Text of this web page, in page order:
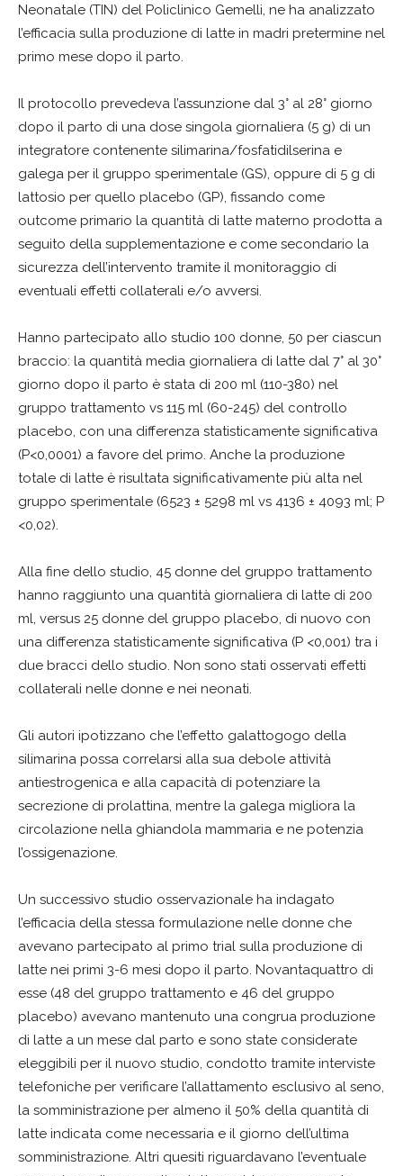
Neonatale (TIN) del Policlinico Gemelli, ne ha analizzato
l’efficacia sulla produzione di latte in madri pretermine nel
primo mese dopo il parto.
Il protocollo prevedeva l’assunzione dal 3° al 28° giorno
dopo il parto di una dose singola giornaliera (5 g) di un
integratore contenente silimarina/fosfatidilserina e
galega per il gruppo sperimentale (GS), oppure di 5 g di
lattosio per quello placebo (GP), fissando come
outcome primario la quantità di latte materno prodotta a
seguito della supplementazione e come secondario la
sicurezza dell’intervento tramite il monitoraggio di
eventuali effetti collaterali e/o avversi.
Hanno partecipato allo studio 100 donne, 50 per ciascun
braccio: la quantità media giornaliera di latte dal 7° al 30°
giorno dopo il parto è stata di 200 ml (110-380) nel
gruppo trattamento vs 115 ml (60-245) del controllo
placebo, con una differenza statisticamente significativa
(P<0,0001) a favore del primo. Anche la produzione
totale di latte è risultata significativamente più alta nel
gruppo sperimentale (6523 ± 5298 ml vs 4136 ± 4093 ml; P
<0,02).
Alla fine dello studio, 45 donne del gruppo trattamento
hanno raggiunto una quantità giornaliera di latte di 200
ml, versus 25 donne del gruppo placebo, di nuovo con
una differenza statisticamente significativa (P <0,001) tra i
due bracci dello studio. Non sono stati osservati effetti
collaterali nelle donne e nei neonati.
Gli autori ipotizzano che l’effetto galattogogo della
silimarina possa correlarsi alla sua debole attività
antiestrogenica e alla capacità di potenziare la
secrezione di prolattina, mentre la galega migliora la
circolazione nella ghiandola mammaria e ne potenzia
l’ossigenazione.
Un successivo studio osservazionale ha indagato
l’efficacia della stessa formulazione nelle donne che
avevano partecipato al primo trial sulla produzione di
latte nei primi 3-6 mesi dopo il parto. Novantaquattro di
esse (48 del gruppo trattamento e 46 del gruppo
placebo) avevano mantenuto una congrua produzione
di latte a un mese dal parto e sono state considerate
eleggibili per il nuovo studio, condotto tramite interviste
telefoniche per verificare l’allattamento esclusivo al seno,
la somministrazione per almeno il 50% della quantità di
latte indicata come necessaria e il giorno dell’ultima
somministrazione. Altri quesiti riguardavano l’eventuale